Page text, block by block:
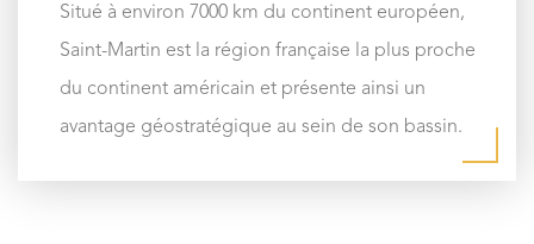
Situé à environ 7000 km du continent européen,
Saint-Martin est la région française la plus proche
du continent américain et présente ainsi un
avantage géostratégique au sein de son bassin.